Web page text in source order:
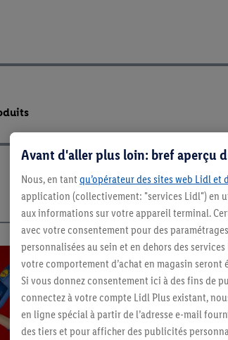
Avant d'aller plus loin: bref aperçu
Nous, en tant qu’opérateur des sites web Lidl et
application (collectivement: "services Lidl") en
aux informations sur votre appareil terminal.
avec votre consentement pour des
personnalisées au sein et en dehors des
votre comportement d’achat en magasin seront
Si vous donnez consentement ici à des fins de
connectez à votre compte Lidl Plus existant,
en ligne spécial à partir de l’adresse e-mail
des tiers et pour afficher des publicités